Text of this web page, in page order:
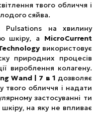
твого обличчя і
сяйва.
Pulsations на хвилину
шкіру, а MicroCurrent
використовує
природних процесів
вироблення колагену.
Wand | 7 в 1 дозволяє
твого обличчя і надати
застосуванні ти
на яку не впливає